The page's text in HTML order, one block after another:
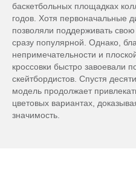
баскетбольных площадках
годов. Хотя первоначальные
позволяли поддерживать
сразу популярной. Однако,
непримечательности и
кроссовки быстро завоевали
скейтбордистов. Спустя
модель продолжает
цветовых вариантах,
значимость.